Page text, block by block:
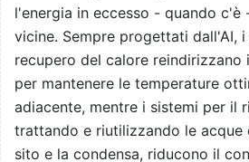
l'energia in eccesso - quando c'è
vicine. Sempre progettati dall'AI,
recupero del calore
per mantenere le temperature
adiacente, mentre i sistemi per il
trattando e riutilizzando le acque
sito e la condensa, riducono il